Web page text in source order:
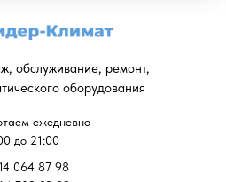
ежедневно
до 21:00
064 87 98
обслуживание, ремонт,
оборудования